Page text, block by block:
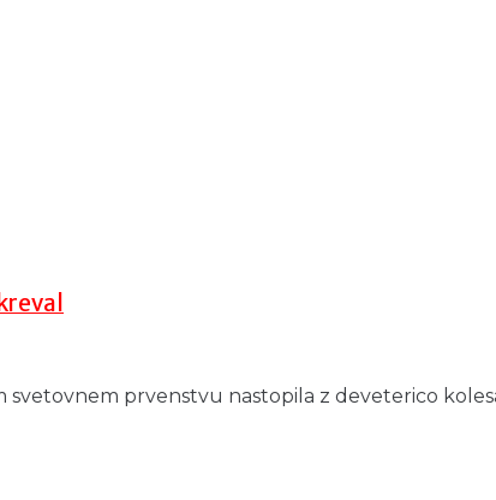
prvenstvu nastopila z deveterico